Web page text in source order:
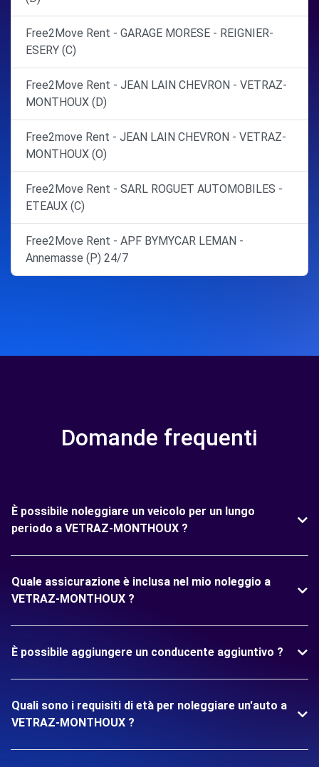
Free2Move Rent - GARAGE MORESE - REIGNIER-
ESERY (C)
Free2Move Rent - JEAN LAIN CHEVRON - VETRAZ-
MONTHOUX (D)
Free2move Rent - JEAN LAIN CHEVRON - VETRAZ-
MONTHOUX (O)
Free2Move Rent - SARL ROGUET AUTOMOBILES -
ETEAUX (C)
Free2Move Rent - APF BYMYCAR LEMAN -
Annemasse (P) 24/7
Domande frequenti
È possibile noleggiare un veicolo per un lungo
periodo a VETRAZ-MONTHOUX ?
Quale assicurazione è inclusa nel mio noleggio a
VETRAZ-MONTHOUX ?
È possibile aggiungere un conducente aggiuntivo ?
Quali sono i requisiti di età per noleggiare un'auto a
VETRAZ-MONTHOUX ?